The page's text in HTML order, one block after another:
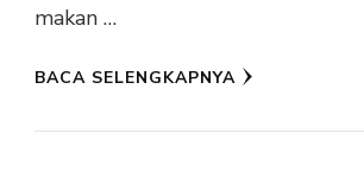
makan …
BACA SELENGKAPNYA